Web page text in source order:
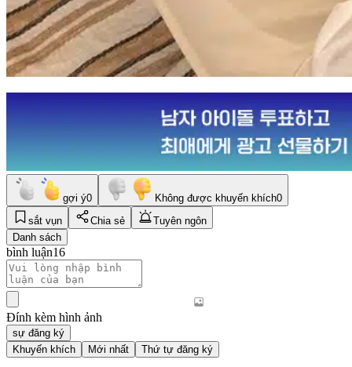
gợi ý0 Không được khuyến khích0
sắt vụn
Chia sẻ
Tuyên ngôn
Danh sách
bình luận16
Đính kèm hình ảnh
sự đăng ký
Khuyến khích
Mới nhất Thứ tự đăng ký